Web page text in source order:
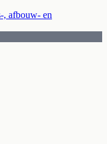
, afbouw- en